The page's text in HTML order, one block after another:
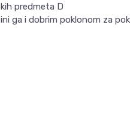
kih predmeta D
ini ga i dobrim poklonom za